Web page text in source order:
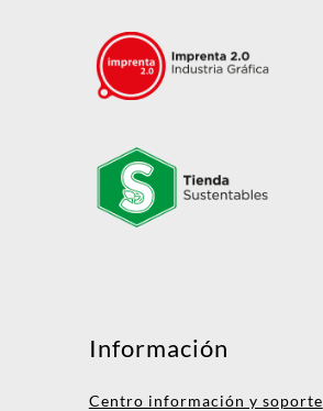
Información
Centro información y soporte